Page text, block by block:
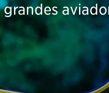
grandes